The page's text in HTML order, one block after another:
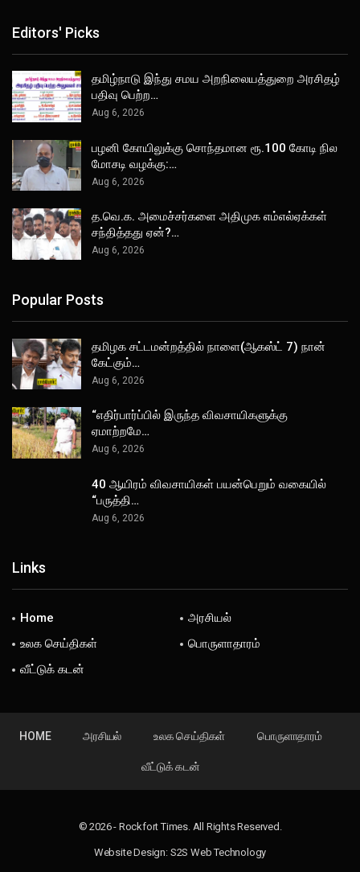
Editors' Picks
தமிழ்நாடு இந்து சமய அறநிலையத்துறை அரசிதழ்
பதிவு பெற்ற…
Aug 6, 2026
பழனி கோயிலுக்கு சொந்தமான ரூ.100 கோடி நில
மோசடி வழக்கு:…
Aug 6, 2026
த.வெ.க. அமைச்சர்களை அதிமுக எம்எல்ஏக்கள்
சந்தித்தது ஏன்?…
Aug 6, 2026
Popular Posts
தமிழக சட்டமன்றத்தில் நாளை(ஆகஸ்ட் 7) நான்
கேட்கும்…
Aug 6, 2026
“எதிர்பார்ப்பில் இருந்த விவசாயிகளுக்கு
ஏமாற்றமே…
Aug 6, 2026
40 ஆயிரம் விவசாயிகள் பயன்பெறும் வகையில்
“பருத்தி…
Aug 6, 2026
Links
Home
அரசியல்
உலக செய்திகள்
பொருளாதாரம்
வீட்டுக் கடன்
HOME அரசியல் உலக செய்திகள் பொருளாதாரம்
வீட்டுக் கடன்
© 2026 - Rockfort Times. All Rights Reserved.
Website Design: S2S Web Technology